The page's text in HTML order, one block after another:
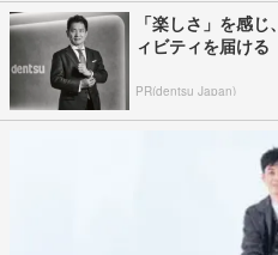
「楽しさ」を感
ィビティを届ける
PR(dentsu Japan)